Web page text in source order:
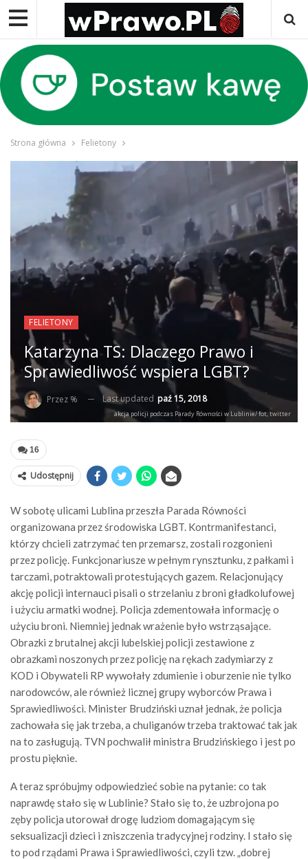
Strona główna Felietony
FELIETONY
Katarzyna TS: Dlaczego Prawo i
Sprawiedliwość wspiera LGBT?
Przez % Last updated paź 15, 2018
akcja policji podczas Parady Równości w Lublinie/ fot, twitter
16
Udostępnij
W sobotę ulicami Lublina przeszła Parada Równości
organizowana przez środowiska LGBT. Kontrmanifestanci,
którzy chcieli zatrzymać ten przemarsz, zostali rozgonieni
przez policję. Funkcjonariusze w pełnym rynsztunku, z pałkami i
tarczami, potraktowali protestujących gazem. Relacjonujący
akcję policji internauci pisali o strzelaniu z broni gładkolufowej
i użyciu armatki wodnej. Policja zdementowała informację o
użyciu broni. Niemniej jednak wrażenie było wstrząsające.
Obrazki z brutalnej akcji lubelskiej policji zestawione z
obrazkami noszonych przez policję na rękach zadymiarzy z
KOD i Obywateli RP wywołały zdumienie i oburzenie nie tylko
narodowców, ale również licznej grupy wyborców Prawa i
Sprawiedliwości. Minister Brudziński uznał jednak, że policja
zachowała się jak trzeba, a chuliganów trzeba traktować tak jak
na to zasługują. TVN pochwalił ministra Brudzińskiego i jest po
prostu pięknie.
A teraz spróbujmy odpowiedzieć sobie na pytanie: co tak
naprawdę stało się w Lublinie? Stało się to, że uzbrojona po
zęby policja utorował drogę ludziom domagającym się
seksualizacji dzieci i zniszczenia tradycyjnej rodziny. I stało się
to pod rządami Prawa i Sprawiedliwości, czyli tzw. „dobrej